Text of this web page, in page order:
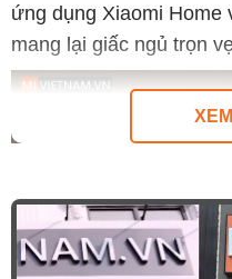
ứng dụng Xiaomi
mang lại giấc ngủ trọn